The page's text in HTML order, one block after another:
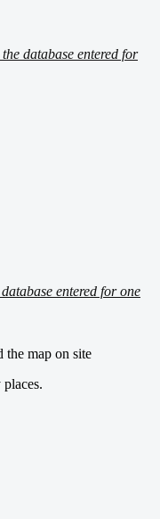
database entered for
entered for one
map on site